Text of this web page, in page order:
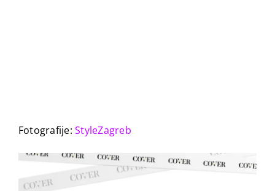
Fotografije:StyleZagreb